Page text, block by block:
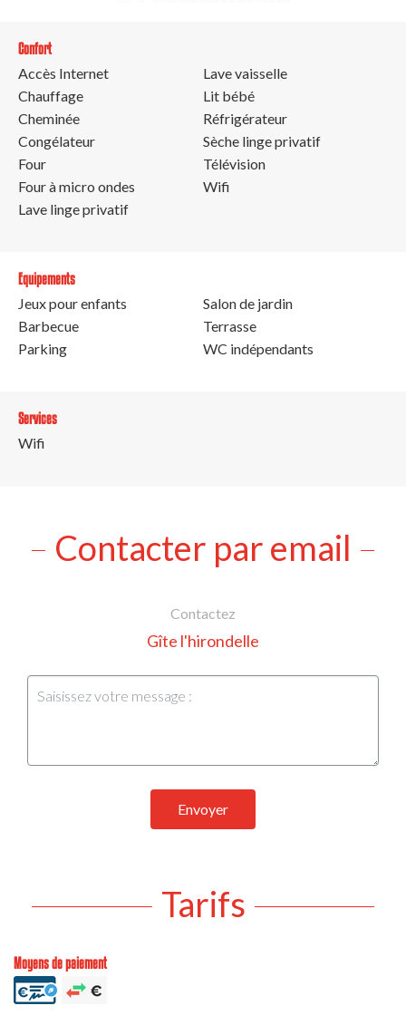
Confort
Accès Internet
Chauffage
Cheminée
Congélateur
Four
Four à micro ondes
Lave linge privatif
Lave vaisselle
Lit bébé
Réfrigérateur
Sèche linge privatif
Télévision
Wifi
Equipements
Jeux pour enfants
Barbecue
Parking
Salon de jardin
Terrasse
WC indépendants
Services
Wifi
Contacter par email
Contactez
Gîte l'hirondelle
Envoyer
Tarifs
Moyens de paiement